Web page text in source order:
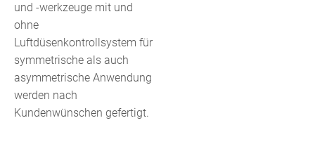
und -werkzeuge mit und
ohne
Luftdüsenkontrollsystem für
symmetrische als auch
asymmetrische Anwendung
werden nach
Kundenwünschen gefertigt.